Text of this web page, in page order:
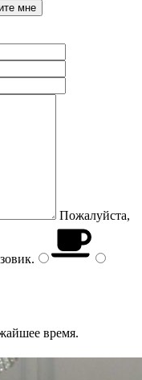
Пожалуйста,
.
время.